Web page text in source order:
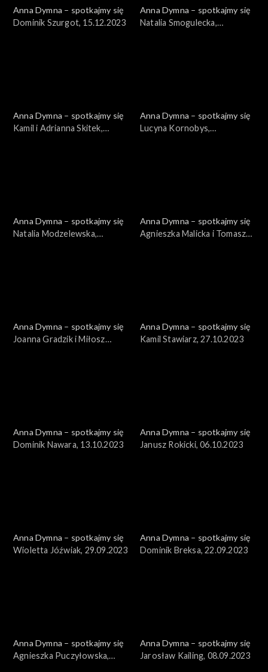
Anna Dymna – spotkajmy się
Dominik Szurgot, 15.12.2023
Anna Dymna – spotkajmy się
Natalia Smogulecka,
Anna Dymna – spotkajmy się
Kamil i Adrianna Skitek,
Anna Dymna – spotkajmy się
Lucyna Kornobys,
Anna Dymna – spotkajmy się
Natalia Modzelewska,
Anna Dymna – spotkajmy się
Agnieszka Malicka i Tomasz
Anna Dymna – spotkajmy się
Joanna Gradzik i Miłosz
Anna Dymna – spotkajmy się
Kamil Stawiarz, 27.10.2023
Anna Dymna – spotkajmy się
Dominik Nawara, 13.10.2023
Anna Dymna – spotkajmy się
Janusz Rokicki, 06.10.2023
Anna Dymna – spotkajmy się
Wioletta Jóźwiak, 29.09.2023
Anna Dymna – spotkajmy się
Dominik Breksa, 22.09.2023
Anna Dymna – spotkajmy się
Agnieszka Puczyłowska,
Anna Dymna – spotkajmy się
Jarosław Kailing, 08.09.2023